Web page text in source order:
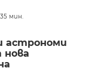
мин.
астрономи
нова